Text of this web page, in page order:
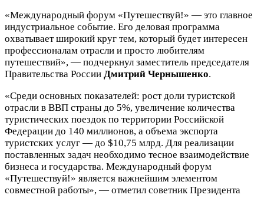
«Международный форум «Путешествуй!» — это главное
индустриальное событие. Его деловая программа
охватывает широкий круг тем, который будет интересен
профессионалам отрасли и просто любителям
путешествий», — подчеркнул заместитель председателя
Правительства России Дмитрий Чернышенко.
«Среди основных показателей: рост доли туристской
отрасли в ВВП страны до 5%, увеличение количества
туристических поездок по территории Российской
Федерации до 140 миллионов, а объема экспорта
туристских услуг — до $10,75 млрд. Для реализации
поставленных задач необходимо тесное взаимодействие
бизнеса и государства. Международный форум
«Путешествуй!» является важнейшим элементом
совместной работы», — отметил советник Президента